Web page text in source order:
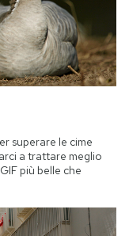
superare le cime
a trattare meglio
più belle che